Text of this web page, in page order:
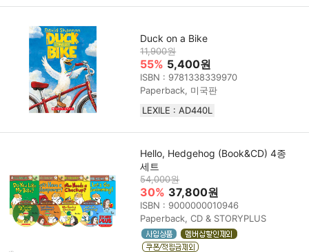
Duck on a Bike
11,900원
55% 5,400원
ISBN : 9781338339970
Paperback, 미국판
LEXILE : AD440L
Hello, Hedgehog (Book&CD) 4종
세트
54,000원
30% 37,800원
ISBN : 9000000010946
Paperback, CD & STORYPLUS